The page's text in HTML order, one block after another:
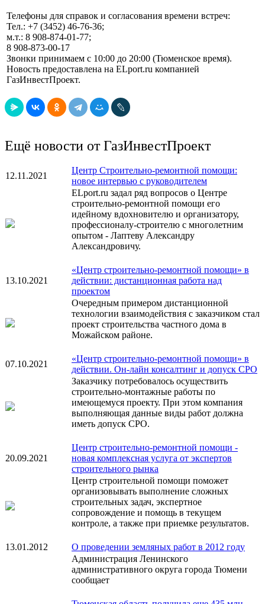
Телефоны для справок и согласования времени встреч:
Тел.: +7 (3452) 46-76-36;
м.т.: 8 908-874-01-77;
8 908-873-00-17
Звонки принимаем с 10:00 до 20:00 (Тюменское время).
Новость предоставлена на ELport.ru компанией
ГазИнвестПроект.
Ещё новости от ГазИнвестПроект
12.11.2021
Центр Строительно-ремонтной помощи:
новое интервью с руководителем
ELport.ru задал ряд вопросов о Центре
строительно-ремонтной помощи его
идейному вдохновителю и организатору,
профессионалу-строителю с многолетним
опытом - Лаптеву Александру
Александровичу.
13.10.2021
«Центр строительно-ремонтной помощи» в
действии: дистанционная работа над
проектом
Очередным примером дистанционной
технологии взаимодействия с заказчиком стал
проект строительства частного дома в
Можайском районе.
07.10.2021
«Центр строительно-ремонтной помощи» в
действии. Он-лайн консалтинг и допуск СРО
Заказчику потребовалось осуществить
строительно-монтажные работы по
имеющемуся проекту. При этом компания
выполняющая данные виды работ должна
иметь допуск СРО.
20.09.2021
Центр строительно-ремонтной помощи -
новая комплексная услуга от экспертов
строительного рынка
Центр строительной помощи поможет
организовывать выполнение сложных
строительных задач, экспертное
сопровождение и помощь в текущем
контроле, а также при приемке результатов.
13.01.2012
О проведении земляных работ в 2012 году
Администрация Ленинского
административного округа города Тюмени
сообщает